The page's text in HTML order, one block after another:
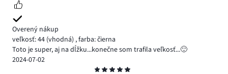
Overený nákup
veľkosť: 44 (vhodná) ,farba: čierna
Toto je super, aj na dĺžku...konečne som trafila veľkosť...🙂
2024-07-02